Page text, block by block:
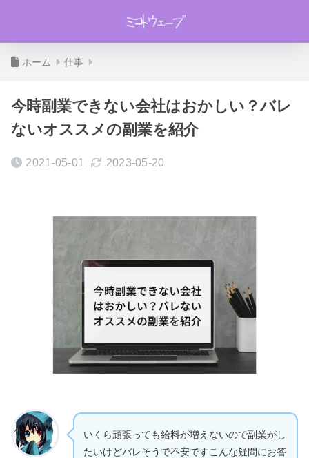
ホーム 仕事
今時副業できない会社はおかしい？バレ
ないオススメの副業を紹介
2021-05-01 2023-05-20
いくら頑張っても給料が増えないので副業がし
たいけどバレそうで不安ですこんな疑問にお答